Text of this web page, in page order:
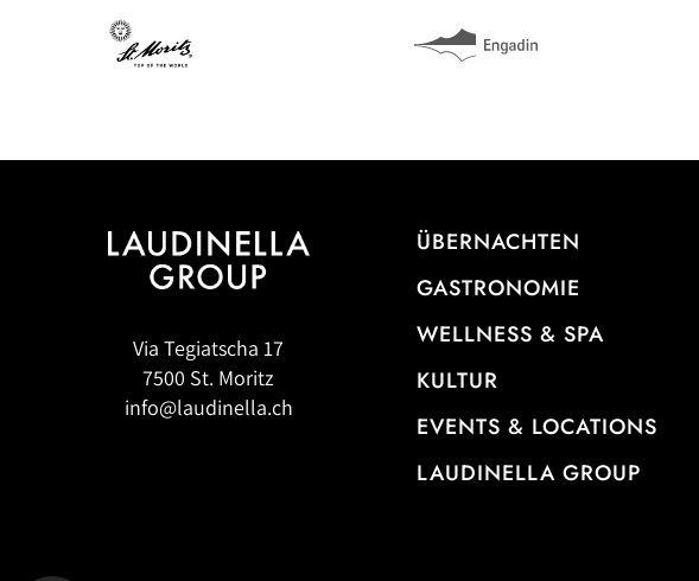
Via Tegiatscha 17
7500 St. Moritz
info@laudinella.ch
ÜBERNACHTEN
GASTRONOMIE
WELLNESS & SPA
KULTUR
EVENTS & LOCATIONS
LAUDINELLA GROUP